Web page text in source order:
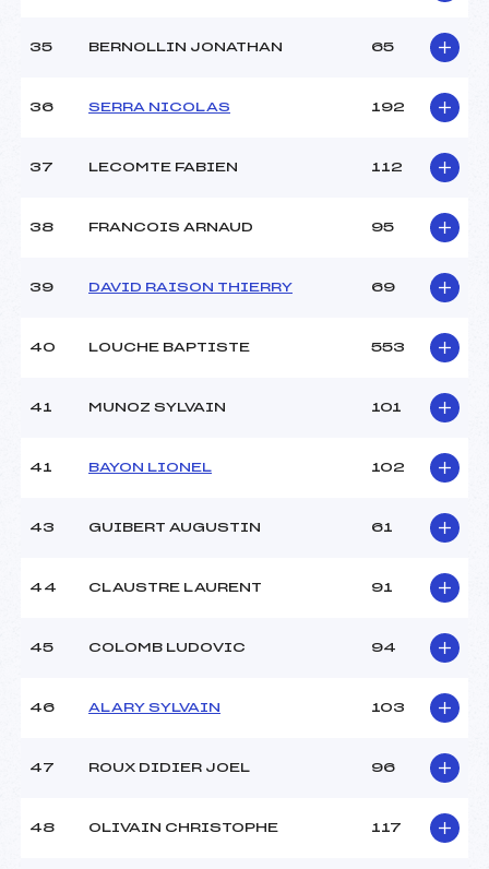
35 BERNOLLIN JONATHAN 65
36 SERRA NICOLAS 192
37 LECOMTE FABIEN 112
38 FRANCOIS ARNAUD 95
39 DAVID RAISON THIERRY 69
40 LOUCHE BAPTISTE 553
41 MUNOZ SYLVAIN 101
41 BAYON LIONEL 102
43 GUIBERT AUGUSTIN 61
44 CLAUSTRE LAURENT 91
45 COLOMB LUDOVIC 94
46 ALARY SYLVAIN 103
47 ROUX DIDIER JOEL 96
48 OLIVAIN CHRISTOPHE 117